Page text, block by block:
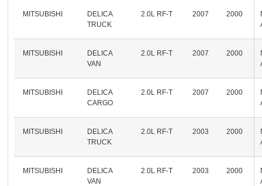
MITSUBISHI
DELICA
TRUCK
2.0L RF-T 2007 2000
MITSUBISHI
DELICA
VAN
2.0L RF-T 2007 2000
MITSUBISHI
DELICA
CARGO
2.0L RF-T 2007 2000
MITSUBISHI
DELICA
TRUCK
2.0L RF-T 2003 2000
MITSUBISHI
DELICA
VAN
2.0L RF-T 2003 2000